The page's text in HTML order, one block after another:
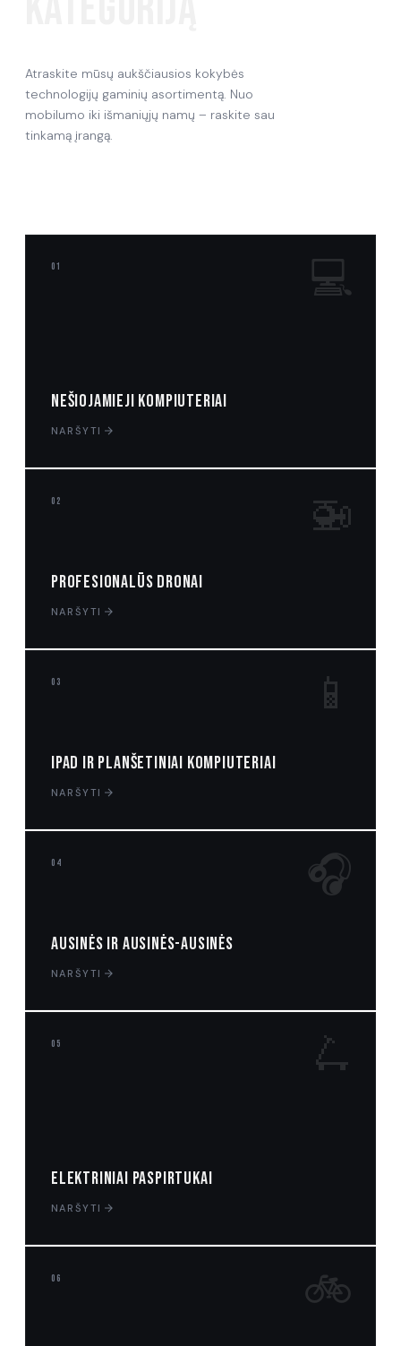
Atraskite mūsų aukščiausios kokybės
technologijų gaminių asortimentą. Nuo
mobilumo iki išmaniųjų namų – raskite sau
tinkamą įrangą.
01 💻
Nešiojamieji kompiuteriai
NARŠYTI
02 🚁
Profesionalūs dronai
NARŠYTI
03 📱
iPad ir planšetiniai kompiuteriai
NARŠYTI
04 🎧
Ausinės ir ausinės-ausinės
NARŠYTI
05 🛴
Elektriniai paspirtukai
NARŠYTI
06 🚲